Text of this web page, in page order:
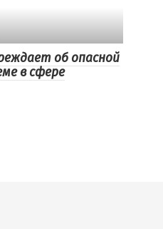
об опасной
в сфере